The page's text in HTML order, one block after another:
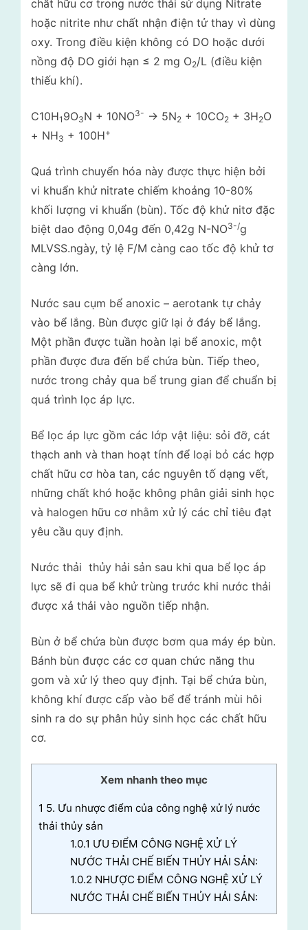
chất hữu cơ trong nước thải sử dụng Nitrate
hoặc nitrite như chất nhận điện tử thay vì dùng
oxy. Trong điều kiện không có DO hoặc dưới
nồng độ DO giới hạn ≤ 2 mg O2/L (điều kiện
thiếu khí).
C10H1 9O3N + 10NO3- -> 5N2 + 10CO2 + 3H2O
+ NH3 + 100H+
Quá trình chuyển hóa này được thực hiện bởi
vi khuẩn khử nitrate chiếm khoảng 10-80%
khối lượng vi khuẩn (bùn). Tốc độ khử nitơ đặc
biệt dao động 0,04g đến 0,42g N-NO3-/g
MLVSS.ngày, tỷ lệ F/M càng cao tốc độ khử tơ
càng lớn.
Nước sau cụm bể anoxic – aerotank tự chảy
vào bể lắng. Bùn được giữ lại ở đáy bể lắng.
Một phần được tuần hoàn lại bể anoxic, một
phần được đưa đến bể chứa bùn. Tiếp theo,
nước trong chảy qua bể trung gian để chuẩn bị
quá trình lọc áp lực.
Bể lọc áp lực gồm các lớp vật liệu: sỏi đỡ, cát
thạch anh và than hoạt tính để loại bỏ các hợp
chất hữu cơ hòa tan, các nguyên tố dạng vết,
những chất khó hoặc không phân giải sinh học
và halogen hữu cơ nhằm xử lý các chỉ tiêu đạt
yêu cầu quy định.
Nước thải thủy hải sản sau khi qua bể lọc áp
lực sẽ đi qua bể khử trùng trước khi nước thải
được xả thải vào nguồn tiếp nhận.
Bùn ở bể chứa bùn được bơm qua máy ép bùn.
Bánh bùn được các cơ quan chức năng thu
gom và xử lý theo quy định. Tại bể chứa bùn,
không khí được cấp vào bể để tránh mùi hôi
sinh ra do sự phân hủy sinh học các chất hữu
cơ.
Xem nhanh theo mục
1 5. Ưu nhược điểm của công nghệ xử lý nước
thải thủy sản
1.0.1 ƯU ĐIỂM CÔNG NGHỆ XỬ LÝ
NƯỚC THẢI CHẾ BIẾN THỦY HẢI SẢN:
1.0.2 NHƯỢC ĐIỂM CÔNG NGHỆ XỬ LÝ
NƯỚC THẢI CHẾ BIẾN THỦY HẢI SẢN: